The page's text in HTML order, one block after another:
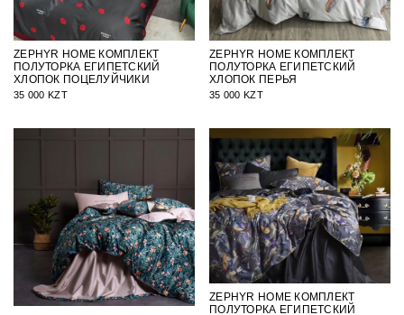
ZEPHYR HOME КОМПЛЕКТ
ПОЛУТОРКА ЕГИПЕТСКИЙ
ХЛОПОК ПОЦЕЛУЙЧИКИ
35 000 KZT
ZEPHYR HOME КОМПЛЕКТ
ПОЛУТОРКА ЕГИПЕТСКИЙ
ХЛОПОК ПЕРЬЯ
35 000 KZT
ZEPHYR HOME КОМПЛЕКТ
ПОЛУТОРКА ЕГИПЕТСКИЙ